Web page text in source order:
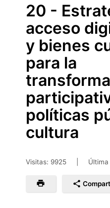
20 -
acceso
y bienes
para la
políticas
cultura
Visitas: 9925